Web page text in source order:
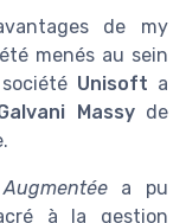
de my
menés au sein
Unisoft a
Massyde
a pu
à la gestion